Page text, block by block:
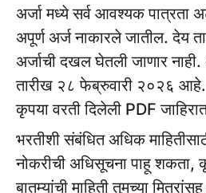
अर्जा मध्ये सर्व आवश्यक पात्रता
अपूर्ण अर्ज नाकारले जातील. देय
अर्जाची दखल घेतली जाणार
तारीख २८ फेब्रुवारी २०२६ आहे.
कृपया वरती दिलेली PDF
भरतीशी संबंधित अधिक
नोकरीची अधिसूचना पाहू शकता,
बातम्यांची माहिती तुमच्या